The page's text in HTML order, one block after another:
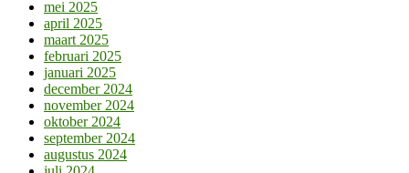
mei 2025
april 2025
maart 2025
februari 2025
januari 2025
december 2024
november 2024
oktober 2024
september 2024
augustus 2024